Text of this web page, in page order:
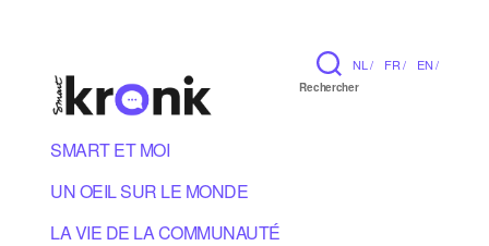
NL / FR / EN /
Rechercher
SMART ET MOI
UN OEIL SUR LE MONDE
LA VIE DE LA COMMUNAUTÉ